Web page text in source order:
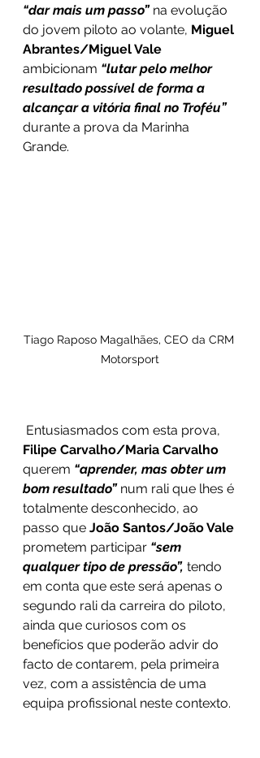
“dar mais um passo” na evolução
do jovem piloto ao volante, Miguel
Abrantes/Miguel Vale
ambicionam “lutar pelo melhor
resultado possível de forma a
alcançar a vitória final no Troféu”
durante a prova da Marinha
Grande.
Tiago Raposo Magalhães, CEO da CRM
Motorsport
Entusiasmados com esta prova,
Filipe Carvalho/Maria Carvalho
querem “aprender, mas obter um
bom resultado” num rali que lhes é
totalmente desconhecido, ao
passo que João Santos/João Vale
prometem participar “sem
qualquer tipo de pressão”, tendo
em conta que este será apenas o
segundo rali da carreira do piloto,
ainda que curiosos com os
benefícios que poderão advir do
facto de contarem, pela primeira
vez, com a assistência de uma
equipa profissional neste contexto.